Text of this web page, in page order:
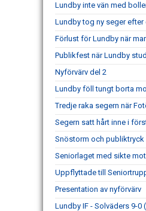
Lundby inte vän med
Lundby tog ny seger efter
Förlust för Lundby när
Publikfest när Lundby
Nyförvärv del 2
Lundby föll tungt borta
Tredje raka segern när
Segern satt hårt inne i
Snöstorm och publiktryck
Seniorlaget med sikte
Uppflyttade till
Presentation av nyförvärv
Lundby IF - Solväders 9-0